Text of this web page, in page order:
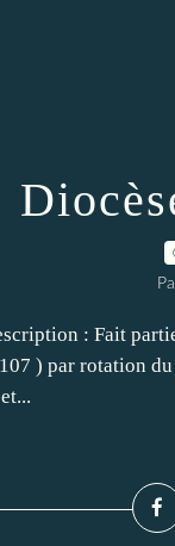
: Fait
) par rotation